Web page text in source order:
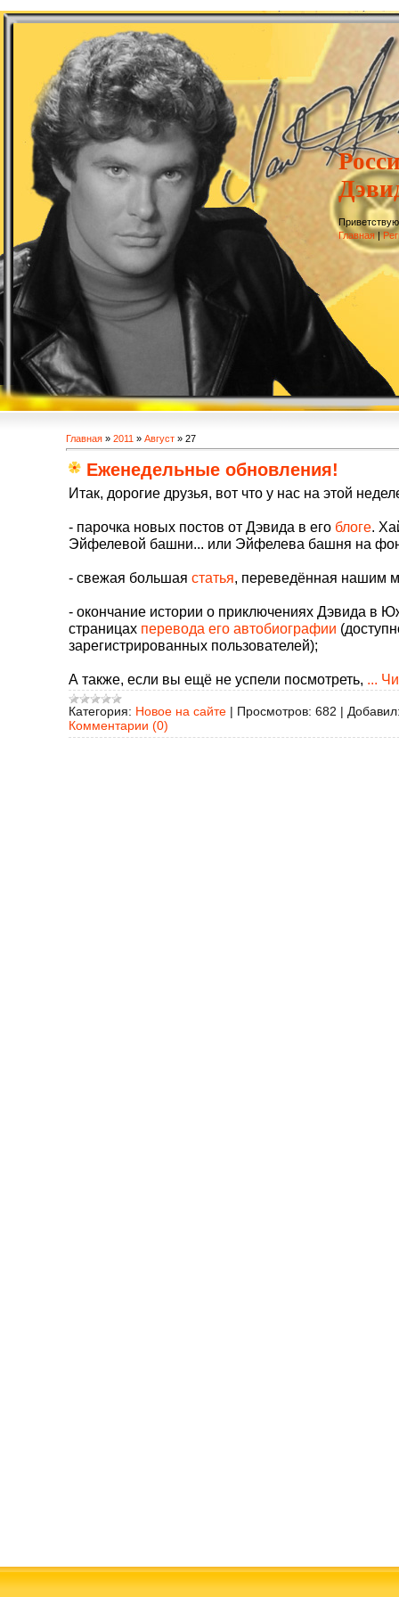
Главная|
Главная » 2011 » Август » 27
Еженедельные обновления!
Итак, дорогие друзья, вот что у нас на этой
- парочка новых постов от Дэвида в его блоге.
Эйфелевой башни... или Эйфелева башня на
- свежая большая статья, переведённая нашим
- окончание истории о приключениях Дэвида в
страницах перевода его автобиографии
зарегистрированных пользователей);
А также, если вы ещё не успели посмотреть, ...
Категория: Новое на сайте | Просмотров: 682 |
Комментарии (0)